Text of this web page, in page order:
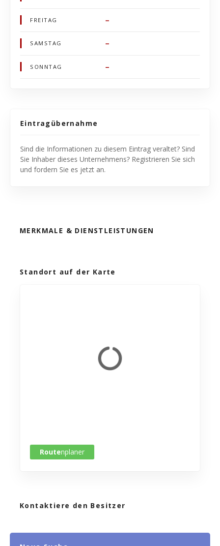
FREITAG –
SAMSTAG –
SONNTAG –
Eintragübernahme
Sind die Informationen zu diesem Eintrag veraltet? Sind
Sie Inhaber dieses Unternehmens? Registrieren Sie sich
und fordern Sie es jetzt an.
MERKMALE & DIENSTLEISTUNGEN
Standort auf der Karte
Routenplaner
Kontaktiere den Besitzer